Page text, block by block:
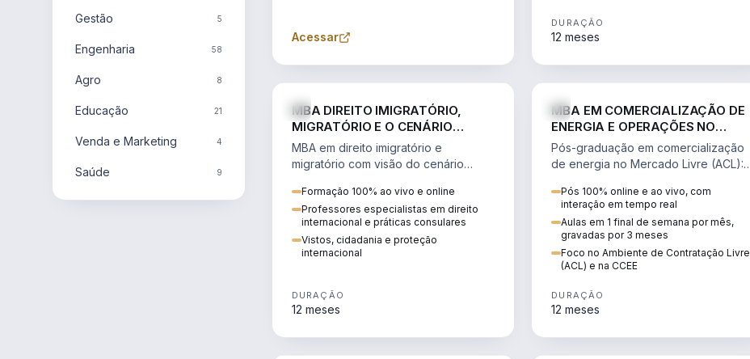
Gestão 5
Engenharia 58
Agro 8
Educação 21
Venda e Marketing 4
Saúde 9
Acessar
DURAÇÃO
12 meses
MBA DIREITO IMIGRATÓRIO,
MIGRATÓRIO E O CENÁRIO
INTERNACIONAL
MBA em direito imigratório e
migratório com visão do cenário
regularização e consultoria
transnacional.
Formação 100% ao vivo e online
Professores especialistas em direito
internacional e práticas consulares
Vistos, cidadania e proteção
internacional
DURAÇÃO
12 meses
MBA EM COMERCIALIZAÇÃO DE
ENERGIA E OPERAÇÕES NO
MERCADO LIVRE
Pós-graduação em comercialização
de energia no Mercado Livre (ACL):
risco e migração de clientes.
Pós 100% online e ao vivo, com
interação em tempo real
Aulas em 1 final de semana por mês,
gravadas por 3 meses
Foco no Ambiente de Contratação Livre
(ACL) e na CCEE
DURAÇÃO
12 meses